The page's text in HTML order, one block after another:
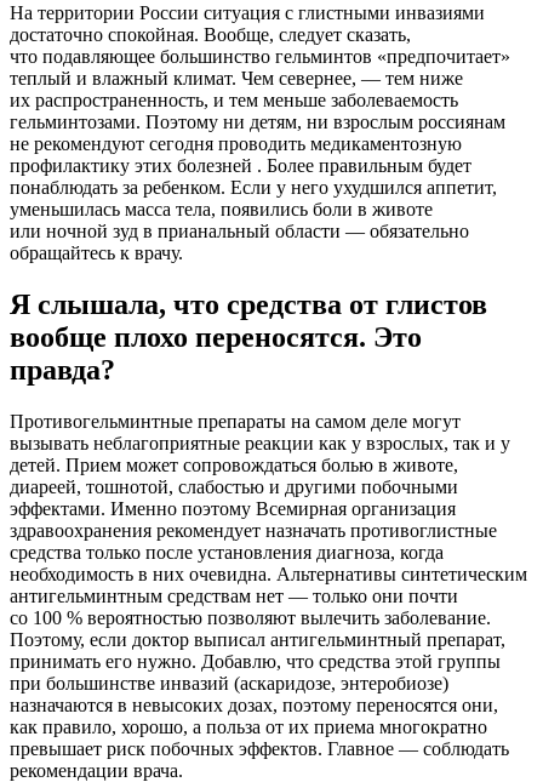
На территории России ситуация с глистными инвазиями
достаточно спокойная. Вообще, следует сказать,
что подавляющее большинство гельминтов «предпочитает»
теплый и влажный климат. Чем севернее, — тем ниже
их распространенность, и тем меньше заболеваемость
гельминтозами. Поэтому ни детям, ни взрослым россиянам
не рекомендуют сегодня проводить медикаментозную
профилактику этих болезней . Более правильным будет
понаблюдать за ребенком. Если у него ухудшился аппетит,
уменьшилась масса тела, появились боли в животе
или ночной зуд в прианальный области — обязательно
обращайтесь к врачу.
Я слышала, что средства от глистов
вообще плохо переносятся. Это
правда?
Противогельминтные препараты на самом деле могут
вызывать неблагоприятные реакции как у взрослых, так и у
детей. Прием может сопровождаться болью в животе,
диареей, тошнотой, слабостью и другими побочными
эффектами. Именно поэтому Всемирная организация
здравоохранения рекомендует назначать противоглистные
средства только после установления диагноза, когда
необходимость в них очевидна. Альтернативы синтетическим
антигельминтным средствам нет — только они почти
со 100 % вероятностью позволяют вылечить заболевание.
Поэтому, если доктор выписал антигельминтный препарат,
принимать его нужно. Добавлю, что средства этой группы
при большинстве инвазий (аскаридозе, энтеробиозе)
назначаются в невысоких дозах, поэтому переносятся они,
как правило, хорошо, а польза от их приема многократно
превышает риск побочных эффектов. Главное — соблюдать
рекомендации врача.